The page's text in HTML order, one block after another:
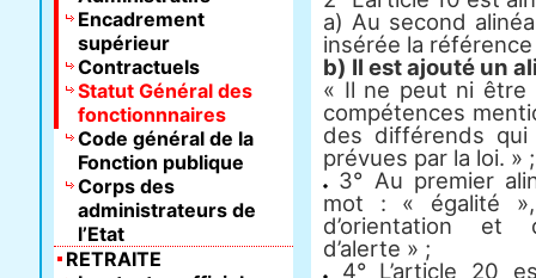
a) Au second
insérée la référence
b) Il est ajouté un
« Il ne peut ni être
compétences
des différends
prévues par la loi. » ;
3° Au premier
mot : « égalité
d’orientation et
d’alerte » ;
4° L’article 20
Encadrement
supérieur
Contractuels
Statut Général des
fonctionnnaires
Code général de la
Fonction publique
Corps des
administrateurs de
l’Etat
RETRAITE